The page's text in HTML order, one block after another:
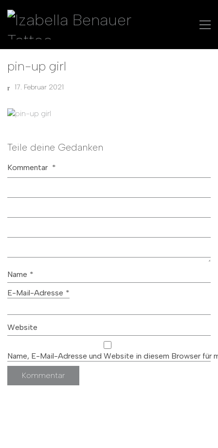
pin-up girl
17. Februar 2021
Teile deine Gedanken
Kommentar *
Name *
E-Mail-Adresse *
Website
Name, E-Mail-Adresse und Website in diesem Browser für